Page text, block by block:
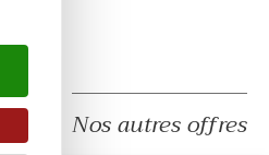
Nos autres offres